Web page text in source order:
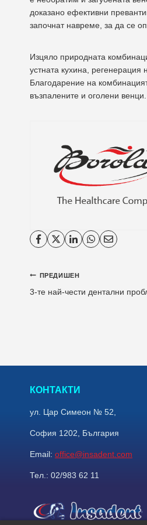
доказано ефективни
започнат навреме, за да се
Изцяло природната
устната кухина, регенерация
Благодарение на
възпалените и оголени венци.
Навигация
ПРЕДИШЕН
3-те най-чести дентални
КОНТАКТИ
ул. Цар Симеон № 52,
София 1202, България
Email: office@insadent.com
Тел.: 02/983 62 11